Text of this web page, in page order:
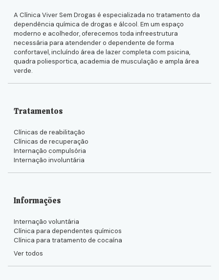
A Clínica Viver Sem Drogas é especializada no tratamento da
dependência química de drogas e álcool. Em um espaço
moderno e acolhedor, oferecemos toda infreestrutura
necessária para atendender o dependente de forma
confortavel, incluíndo área de lazer completa com psicina,
quadra poliesportica, academia de musculação e ampla área
verde.
Tratamentos
Clínicas de reabilitação
Clínicas de recuperação
Internação compulsória
Internação involuntária
Informações
Internação voluntária
Clínica para dependentes químicos
Clínica para tratamento de cocaína
Ver todos